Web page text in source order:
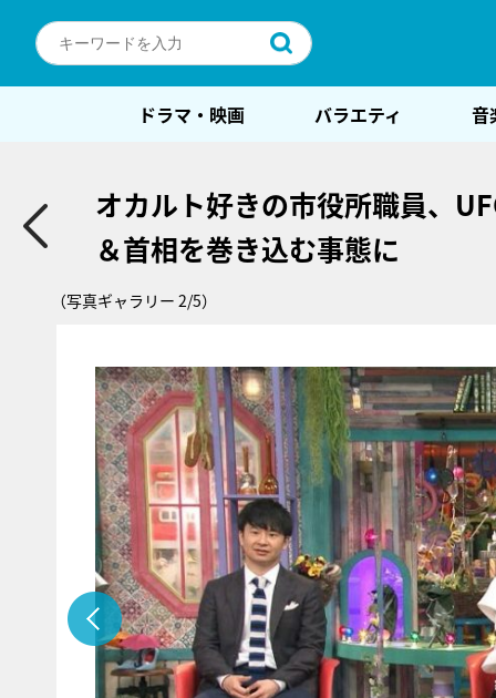
ドラマ・映画 バラエティ 音
オカルト好きの市役所職員、
＆首相を巻き込む事態に
（写真ギャラリー 2/5）